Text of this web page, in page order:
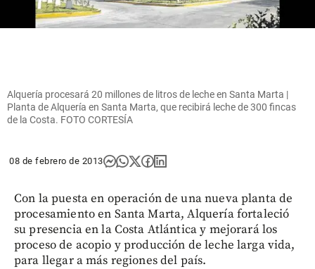
Alquería procesará 20 millones de litros de leche en Santa Marta |
Planta de Alquería en Santa Marta, que recibirá leche de 300 fincas
de la Costa. FOTO CORTESÍA
08 de febrero de 2013
Con la puesta en operación de una nueva planta de
procesamiento en Santa Marta, Alquería fortaleció
su presencia en la Costa Atlántica y mejorará los
proceso de acopio y producción de leche larga vida,
para llegar a más regiones del país.